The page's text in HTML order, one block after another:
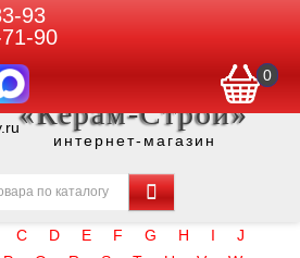
93
90
0
«Керам-Строй»
интернет-магазин
C D E F G H I
J